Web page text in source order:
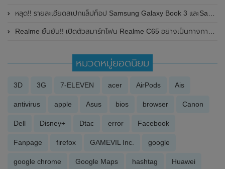
หลุด!! รายละเอียดสเปกแล็ปท็อป Samsung Galaxy Book 3 และSamsung Galaxy Book 3 Ultra คาดเปิดตัวในวันที่ 1 กุมภาพันธ์ 2023 นี้
Realme ยืนยัน!! เปิดตัวสมาร์ทโฟน Realme C65 อย่างเป็นทางการในเวียดนาม ในวันที่ 4 เมษายน 2024 นี้
หมวดหมู่ยอดนิยม
3D 3G 7-ELEVEN acer AirPods Ais
antivirus apple Asus bios browser Canon
Dell Disney+ Dtac error Facebook
Fanpage firefox GAMEVIL Inc. google
google chrome Google Maps hashtag Huawei